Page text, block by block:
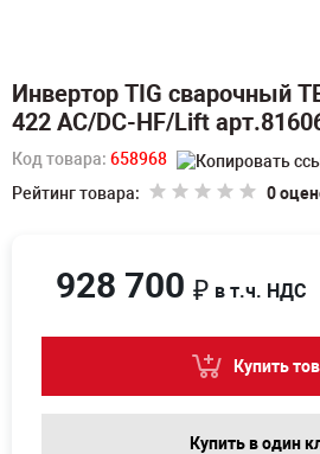
Инвертор TIG сварочный
422 AC/DC-HF/Lift
Код товара: 658968
Рейтинг товара:
0
928 700 ₽ в т.ч. НДС
Купить
Купить в один